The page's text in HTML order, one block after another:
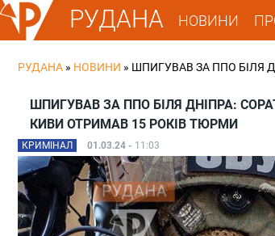
РУДАНА НОВИНИ
РУДАНА » НОВИНИ » ШПИГУВАВ ЗА ППО БІЛЯ
ШПИГУВАВ ЗА ППО БІЛЯ ДНІПРА:
КИВИ ОТРИМАВ 15 РОКІВ ТЮРМИ
КРИМІНАЛ 01.03.24 - 11:03